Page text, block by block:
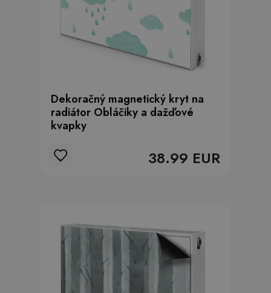
Dekoračný magnetický kryt na
radiátor Obláčiky a dažďové
kvapky
38.99 EUR